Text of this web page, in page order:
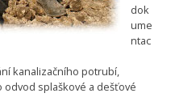
dok
ume
ntac
kanalizačního potrubí,
splaškové a dešťové